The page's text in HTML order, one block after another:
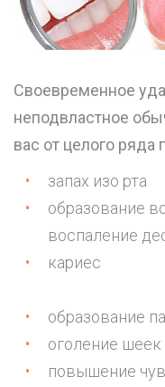
Своевременное
неподвластное
вас от целого ряда
запах изо рта
образование
воспаление
кариес
образование
оголение шеек
повышение